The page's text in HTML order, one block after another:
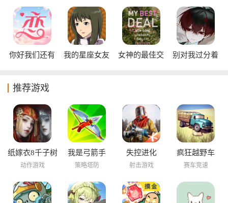
中文版
你好我们还有
我的星座女友
女神的最佳交
别对我过分着
推荐游戏
纸嫁衣8千子树
动作游戏
我是弓箭手
策略塔防
失控进化
射击游戏
疯狂越野车
赛车竞速